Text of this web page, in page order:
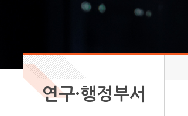
연구·행정부서